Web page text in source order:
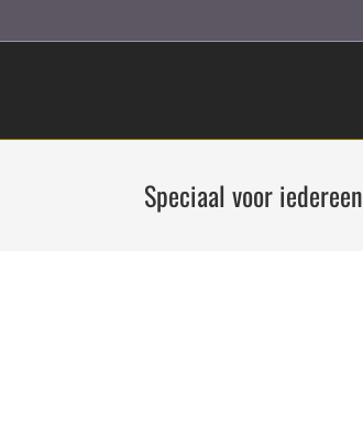
Speciaal voor iedereen